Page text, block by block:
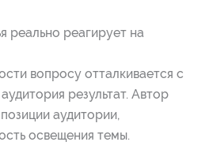
реально реагирует на
вопросу отталкивается с
результат. Автор
аудитории,
освещения темы.